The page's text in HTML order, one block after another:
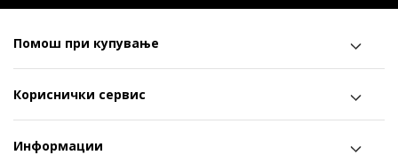
Помош при купување
Кориснички сервис
Информации